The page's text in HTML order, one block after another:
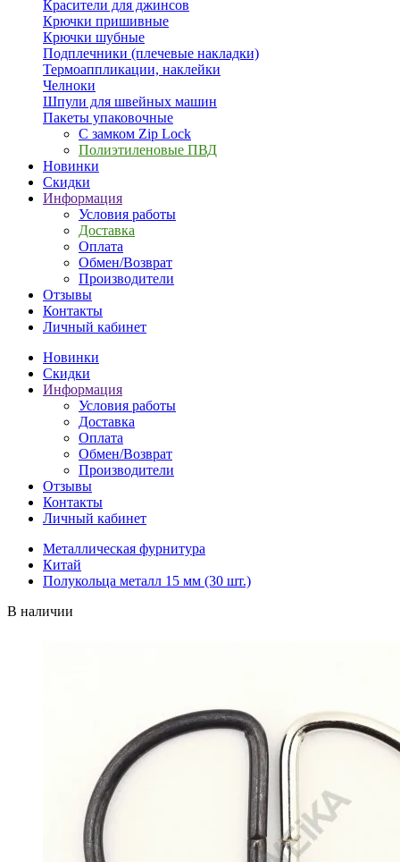
Красители для джинсов
Крючки пришивные
Крючки шубные
Подплечники (плечевые накладки)
Термоаппликации, наклейки
Челноки
Шпули для швейных машин
Пакеты упаковочные
С замком Zip Lock
Полиэтиленовые ПВД
Новинки
Скидки
Информация
Условия работы
Доставка
Оплата
Обмен/Возврат
Производители
Отзывы
Контакты
Личный кабинет
Новинки
Скидки
Информация
Условия работы
Доставка
Оплата
Обмен/Возврат
Производители
Отзывы
Контакты
Личный кабинет
Металлическая фурнитура
Китай
Полукольца металл 15 мм (30 шт.)
В наличии